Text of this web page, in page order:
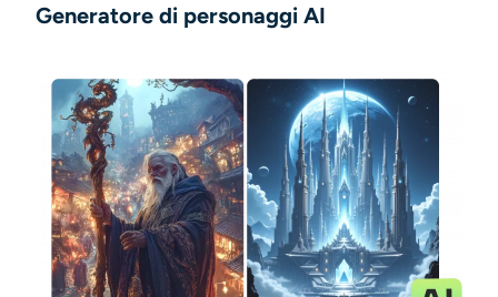
Generatore di personaggi AI